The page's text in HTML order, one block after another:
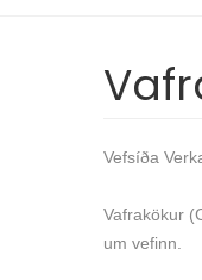
Vefsíða
Vafrakökur
um vefinn.